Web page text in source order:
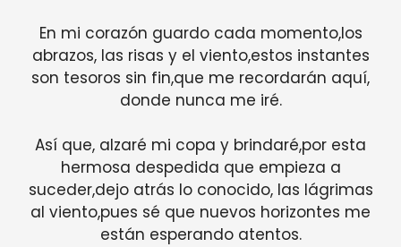
En mi corazón guardo cada momento,los
abrazos, las risas y el viento,estos instantes
son tesoros sin fin,que me recordarán aquí,
donde nunca me iré.
Así que, alzaré mi copa y brindaré,por esta
hermosa despedida que empieza a
suceder,dejo atrás lo conocido, las lágrimas
al viento,pues sé que nuevos horizontes me
están esperando atentos.